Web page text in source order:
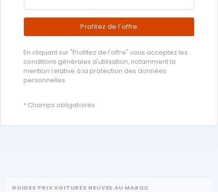
Profitez de l'offre
En cliquant sur "Profitez de l'offre" vous acceptez les
conditions générales d'utilisation, notamment la
mention relative à la protection des données
personnelles.
* Champs obligatoires
GUIDES PRIX VOITURES NEUVES AU MAROC